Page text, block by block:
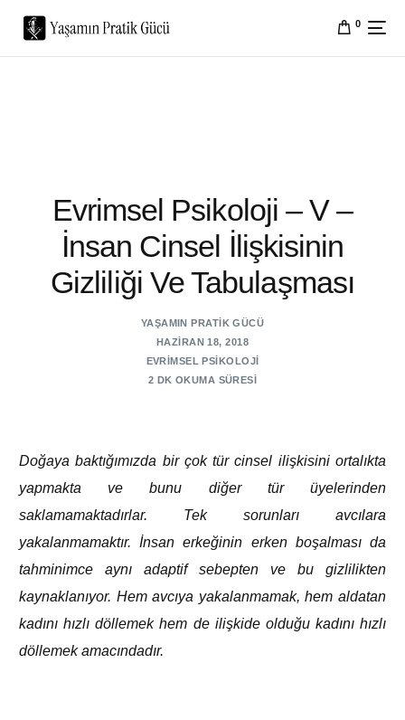
0
Evrimsel Psikoloji – V –
İnsan Cinsel İlişkisinin
Gizliliği Ve Tabulaşması
YAŞAMIN PRATIK GÜCÜ
HAZIRAN 18, 2018
EVRIMSEL PSIKOLOJI
2 DK OKUMA SÜRESI
Doğaya baktığımızda bir çok tür cinsel ilişkisini ortalıkta
yapmakta ve bunu diğer tür üyelerinden
saklamamaktadırlar. Tek sorunları avcılara
yakalanmamaktır. İnsan erkeğinin erken boşalması da
tahminimce aynı adaptif sebepten ve bu gizlilikten
kaynaklanıyor. Hem avcıya yakalanmamak, hem aldatan
kadını hızlı döllemek hem de ilişkide olduğu kadını hızlı
döllemek amacındadır.